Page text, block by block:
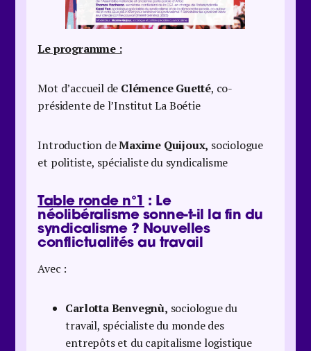
Le programme :
Mot d’accueil de Clémence Guetté, co-
présidente de l’Institut La Boétie
Introduction deMaxime Quijoux, sociologue
et politiste, spécialiste du syndicalisme
Table ronde n°1 : Le
néolibéralisme sonne-t-il la fin du
syndicalisme ? Nouvelles
conflictualités au travail
Avec :
Carlotta Benvegnù, sociologue du
travail, spécialiste du monde des
entrepôts et du capitalisme logistique